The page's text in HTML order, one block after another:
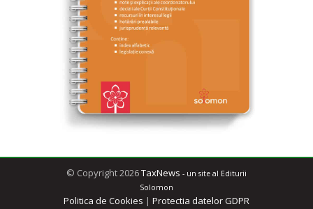
© Copyright 2026TaxNews - un site al Editurii
Solomon
Politica de Cookies | Protectia datelor GDPR